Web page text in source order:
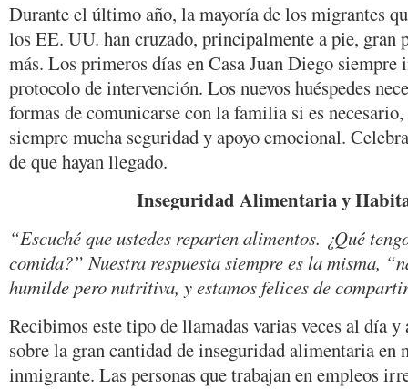
Durante el último año, la mayoría de los migrantes
los EE. UU. han cruzado, principalmente a pie, gran
más. Los primeros días en Casa Juan Diego
protocolo de intervención. Los nuevos huéspedes
formas de comunicarse con la familia si es
siempre mucha seguridad y apoyo emocional.
de que hayan llegado.
Inseguridad Alimentaria y
“Escuché que ustedes reparten alimentos. ¿Qué
comida?” Nuestra respuesta siempre es la misma,
humilde pero nutritiva, y estamos felices de
Recibimos este tipo de llamadas varias veces al día y
sobre la gran cantidad de inseguridad alimentaria en
inmigrante. Las personas que trabajan en empleos